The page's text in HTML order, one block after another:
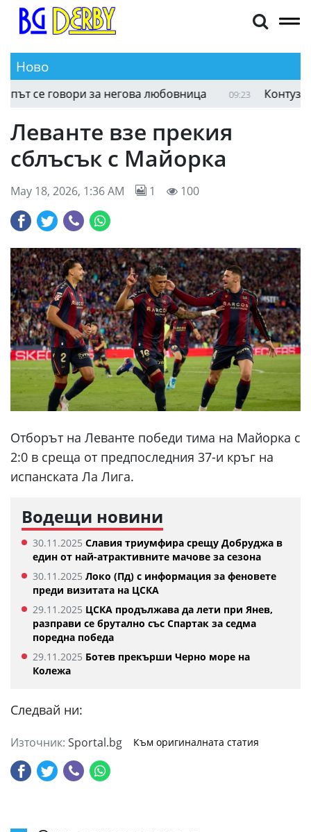
Ново
се говори за негова любовница 09:23 Контузиите
Леванте взе прекия
сблъсък с Майорка
May 18, 2026, 1:36 AM 1 100
Отборът на Леванте победи тима на Майорка с
2:0 в среща от предпоследния 37-и кръг на
испанската Ла Лига.
Водещи новини
30.11.2025 Славия триумфира срещу Добруджа в
един от най-атрактивните мачове за сезона
30.11.2025 Локо (Пд) с информация за феновете
преди визитата на ЦСКА
29.11.2025 ЦСКА продължава да лети при Янев,
разправи се брутално със Спартак за седма
поредна победа
29.11.2025 Ботев прекърши Черно море на
Колежа
Следвай ни:
Източник: Sportal.bg Към оригиналната статия